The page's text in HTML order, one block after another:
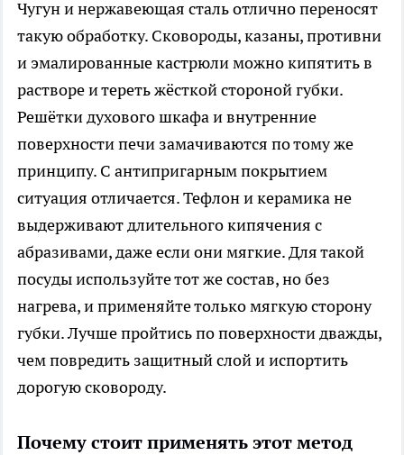
Чугун и нержавеющая сталь отлично переносят
такую обработку. Сковороды, казаны, противни
и эмалированные кастрюли можно кипятить в
растворе и тереть жёсткой стороной губки.
Решётки духового шкафа и внутренние
поверхности печи замачиваются по тому же
принципу. С антипригарным покрытием
ситуация отличается. Тефлон и керамика не
выдерживают длительного кипячения с
абразивами, даже если они мягкие. Для такой
посуды используйте тот же состав, но без
нагрева, и применяйте только мягкую сторону
губки. Лучше пройтись по поверхности дважды,
чем повредить защитный слой и испортить
дорогую сковороду.
Почему стоит применять этот метод